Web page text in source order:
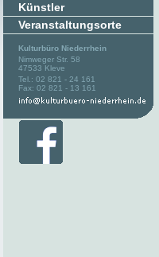
Künstler
Veranstaltungsorte
Kulturbüro Niederrhein
Nimweger Str. 58
47533 Kleve
Tel.: 02 821 - 24 161
Fax: 02 821 - 13 161